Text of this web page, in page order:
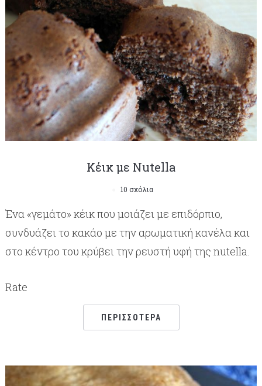
Κέικ με Νutella
10 σχόλια
Ένα «γεμάτο» κέικ που μοιάζει με επιδόρπιο,
συνδυάζει το κακάο με την αρωματική κανέλα και
στο κέντρο του κρύβει την ρευστή υφή της nutella.
Rate
ΠΕΡΙΣΣΌΤΕΡΑ